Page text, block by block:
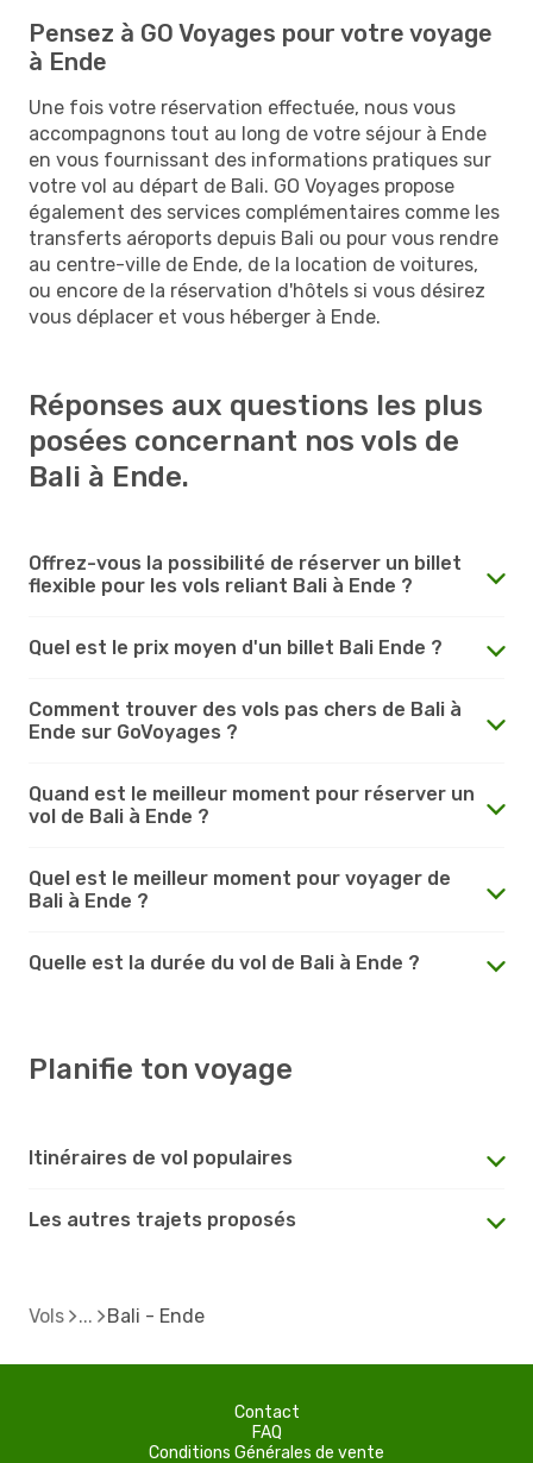
Pensez à GO Voyages pour votre voyage
à Ende
Une fois votre réservation effectuée, nous vous
accompagnons tout au long de votre séjour à Ende
en vous fournissant des informations pratiques sur
votre vol au départ de Bali. GO Voyages propose
également des services complémentaires comme les
transferts aéroports depuis Bali ou pour vous rendre
au centre-ville de Ende, de la location de voitures,
ou encore de la réservation d'hôtels si vous désirez
vous déplacer et vous héberger à Ende.
Réponses aux questions les plus
posées concernant nos vols de
Bali à Ende.
Offrez-vous la possibilité de réserver un billet
flexible pour les vols reliant Bali à Ende ?
Quel est le prix moyen d'un billet Bali Ende ?
Comment trouver des vols pas chers de Bali à
Ende sur GoVoyages ?
Quand est le meilleur moment pour réserver un
vol de Bali à Ende ?
Quel est le meilleur moment pour voyager de
Bali à Ende ?
Quelle est la durée du vol de Bali à Ende ?
Planifie ton voyage
Itinéraires de vol populaires
Les autres trajets proposés
Vols Bali - Ende
Contact
FAQ
Conditions Générales de vente